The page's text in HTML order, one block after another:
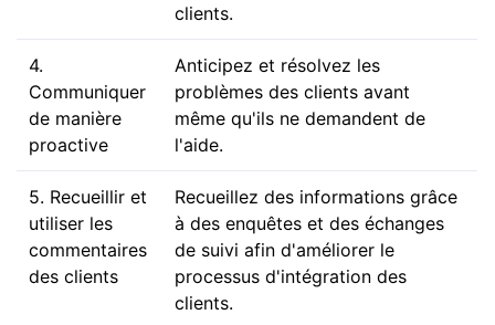
clients.
4.
Communiquer
de manière
proactive
Anticipez et résolvez les
problèmes des clients avant
même qu'ils ne demandent de
l'aide.
5. Recueillir et
utiliser les
commentaires
des clients
Recueillez des informations grâce
à des enquêtes et des échanges
de suivi afin d'améliorer le
processus d'intégration des
clients.